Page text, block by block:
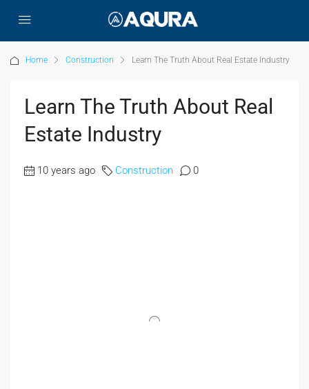
Home Construction Learn The Truth About Real Estate Industry
Learn The Truth About Real
Estate Industry
10 years ago Construction 0